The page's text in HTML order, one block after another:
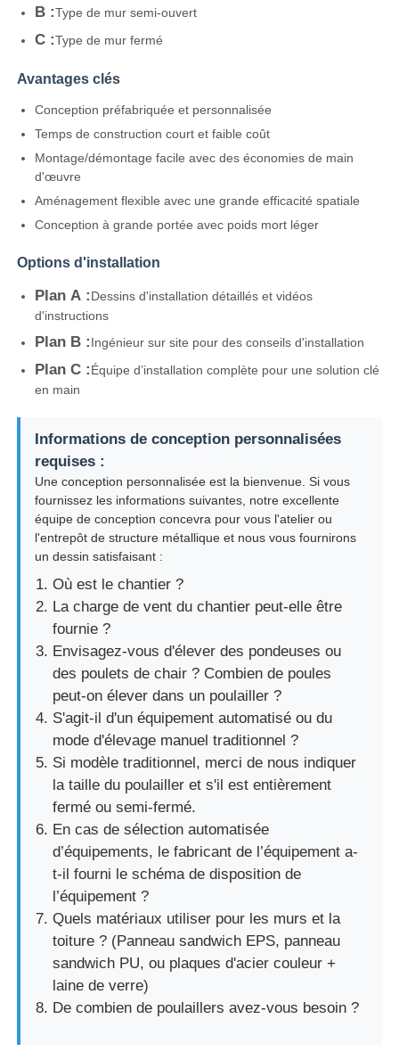
B :Type de mur semi-ouvert
C :Type de mur fermé
Avantages clés
Conception préfabriquée et personnalisée
Temps de construction court et faible coût
Montage/démontage facile avec des économies de main
d'œuvre
Aménagement flexible avec une grande efficacité spatiale
Conception à grande portée avec poids mort léger
Options d'installation
Plan A :Dessins d'installation détaillés et vidéos
d'instructions
Plan B :Ingénieur sur site pour des conseils d'installation
Plan C :Équipe d’installation complète pour une solution clé
en main
Informations de conception personnalisées
requises :
Une conception personnalisée est la bienvenue. Si vous
fournissez les informations suivantes, notre excellente
équipe de conception concevra pour vous l'atelier ou
l'entrepôt de structure métallique et nous vous fournirons
un dessin satisfaisant :
Où est le chantier ?
La charge de vent du chantier peut-elle être
fournie ?
Envisagez-vous d'élever des pondeuses ou
des poulets de chair ? Combien de poules
peut-on élever dans un poulailler ?
S'agit-il d'un équipement automatisé ou du
mode d'élevage manuel traditionnel ?
Si modèle traditionnel, merci de nous indiquer
la taille du poulailler et s'il est entièrement
fermé ou semi-fermé.
En cas de sélection automatisée
d’équipements, le fabricant de l’équipement a-
t-il fourni le schéma de disposition de
l’équipement ?
Quels matériaux utiliser pour les murs et la
toiture ? (Panneau sandwich EPS, panneau
sandwich PU, ou plaques d'acier couleur +
laine de verre)
De combien de poulaillers avez-vous besoin ?